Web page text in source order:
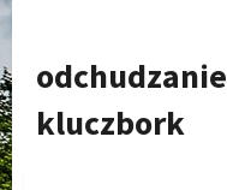
odchudzanie
kluczbork